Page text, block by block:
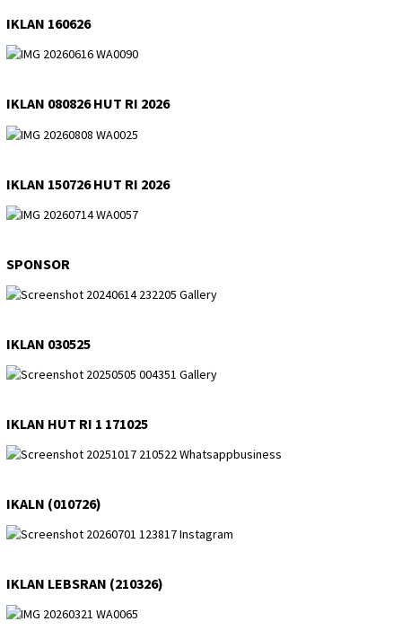
IKLAN 160626
IKLAN 080826 HUT RI 2026
IKLAN 150726 HUT RI 2026
SPONSOR
IKLAN 030525
IKLAN HUT RI 1 171025
IKALN (010726)
IKLAN LEBSRAN (210326)